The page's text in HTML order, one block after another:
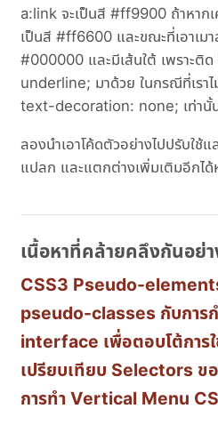
a:link จะเป็นสี #ff9900 ถ้าหากเ
เป็นสี #ff6600 และขณะที่เอาเม
#000000 และมีเส้นใต้ เพราะ
underline; มาด้วย ในกรณีที่เรา
text-decoration: none; เท่านั้
ลองนำเอาโค้ดตัวอย่างไปปรับใช้แ
แปลก และแตกต่างเพิ่มเติมอีกได้
เนื้อหาที่คล้ายคลึงกันอย่
CSS3 Pseudo-
pseudo-classes กับการ
interface เพื่อตอบโต้การ
เปรียบเทียบ Selectors ข
การทำ Vertical Menu